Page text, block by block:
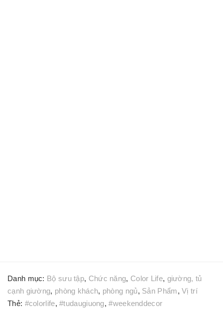
Danh mục: Bộ sưu tập, Chức năng, Color Life, giường, tủ
cạnh giường, phòng khách, phòng ngủ, Sản Phẩm,Vị trí
Thẻ: #colorlife,#tudaugiuong,#weekenddecor